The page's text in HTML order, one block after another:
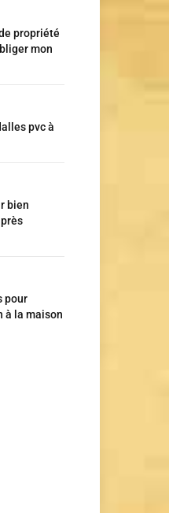
propriété
mon
pvc à
bien
pour
à la maison